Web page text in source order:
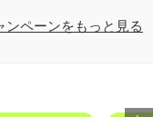
ンペーンをもっと見る